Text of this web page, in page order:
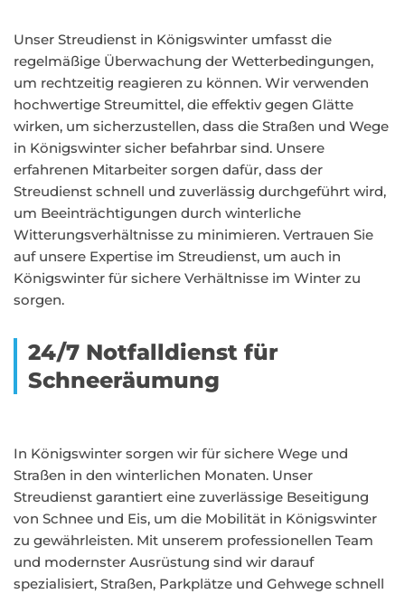
Unser Streudienst in Königswinter umfasst die
regelmäßige Überwachung der Wetterbedingungen,
um rechtzeitig reagieren zu können. Wir verwenden
hochwertige Streumittel, die effektiv gegen Glätte
wirken, um sicherzustellen, dass die Straßen und Wege
in Königswinter sicher befahrbar sind. Unsere
erfahrenen Mitarbeiter sorgen dafür, dass der
Streudienst schnell und zuverlässig durchgeführt wird,
um Beeinträchtigungen durch winterliche
Witterungsverhältnisse zu minimieren. Vertrauen Sie
auf unsere Expertise im Streudienst, um auch in
Königswinter für sichere Verhältnisse im Winter zu
sorgen.
24/7 Notfalldienst für
Schneeräumung
In Königswinter sorgen wir für sichere Wege und
Straßen in den winterlichen Monaten. Unser
Streudienst garantiert eine zuverlässige Beseitigung
von Schnee und Eis, um die Mobilität in Königswinter
zu gewährleisten. Mit unserem professionellen Team
und modernster Ausrüstung sind wir darauf
spezialisiert, Straßen, Parkplätze und Gehwege schnell